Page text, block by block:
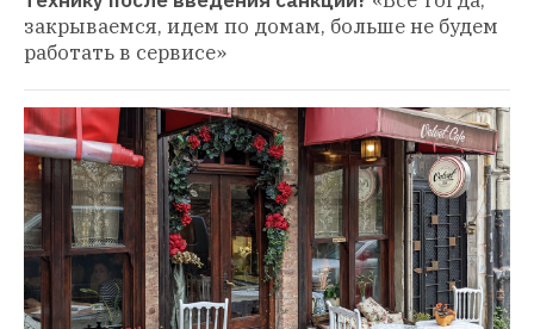
закрываемся, идем по домам, больше не будем
работать в сервисе»